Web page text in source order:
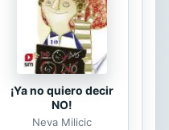
¡Ya no quiero decir
NO!
Neva Milicic